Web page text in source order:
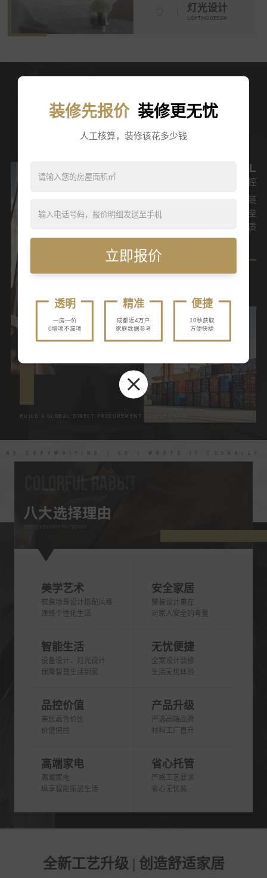
灯光设计
LIGHTING DESIGN
FIVE EXPERIENCE UPGRADES
更安全 仪式感 高颜值
TOTAL CONTROL
一个品牌总把控
彩兔构建全球直采供应链
大同多品类之间联动的壁垒
全方位把控产品品质
BUILD A GLOBAL DIRECT PROCUREMENT SUPPLY CHAIN
NO COPYWRITING | SO I WROTE IT CASUALLY
美学艺术
软装场景设计搭配风格
演绎个性化生活
安全家居
整装设计重在
对家人安全的考量
智能生活
设备设计、灯光设计
保障智慧生活到家
无忧便捷
全案设计装修
生活无忧体验
品控价值
亲民高性价比
价值把控
产品升级
严选高端品牌
材料工厂直升
高端家电
高端家电
纵享智能家居生活
省心托管
严格工艺要求
省心无忧装
全新工艺升级 | 创造舒适家居
装修先报价 装修更无忧
人工核算，装修该花多少钱
立即报价
透明
一房一价
0增项不漏项
精准
成都近4万户
家庭数据参考
便捷
10秒获取
方便快捷